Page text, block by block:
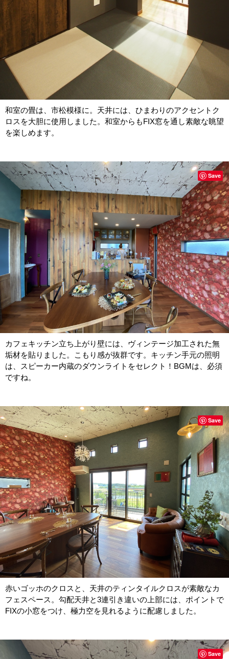
和室の畳は、市松模様に。天井には、ひまわりのアクセントク
ロスを大胆に使用しました。和室からもFIX窓を通し素敵な眺望
を楽しめます。
カフェキッチン立ち上がり壁には、ヴィンテージ加工された無
垢材を貼りました。こもり感が抜群です。キッチン手元の照明
は、スピーカー内蔵のダウンライトをセレクト！BGMは、必須
ですね。
Save
赤いゴッホのクロスと、天井のティンタイルクロスが素敵なカ
フェスペース。勾配天井と3連引き違いの上部には、ポイントで
FIXの小窓をつけ、極力空を見れるように配慮しました。
Save
Save